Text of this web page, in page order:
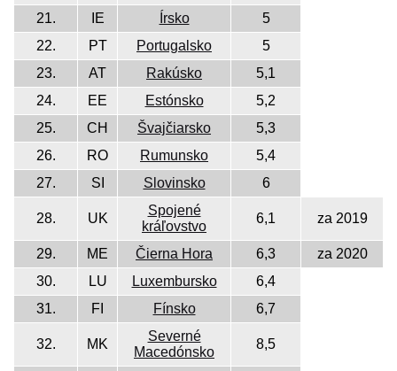
21.
IE Írsko
5
22.
PT Portugalsko
5
23.
AT Rakúsko
5,1
24.
EE Estónsko
5,2
25.
CH Švajčiarsko
5,3
26.
RO Rumunsko
5,4
27.
SI Slovinsko 6
28. UK
Spojené
kráľovstvo
6,1 za 2019
29. ME Čierna Hora 6,3
za 2020
30.
LU Luxembursko
6,4
31.
FI Fínsko 6,7
32. MK
Severné
Macedónsko
8,5